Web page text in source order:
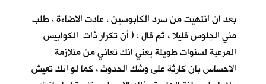
بعد ان انتهيت من سرد الكابوسين ، عادت الاضاءة ، طلب
مني الجلوس قليلا ، ثم قال : ( أن تكرار ذات الكوابيس
المرعبة لسنوات طويلة يعني انك تعاني من متلازمة
الاحساس بان كارثة على وشك الحدوث ، كما لو انك تعيش